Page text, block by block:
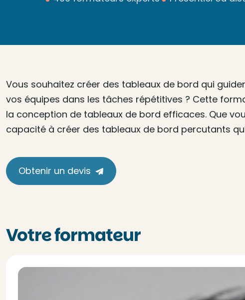
Vous souhaitez créer des tableaux de bord qui
vos équipes dans les tâches répétitives ? Cette
la conception de tableaux de bord efficaces. Que
capacité à créer des tableaux de bord percutants
Obtenir un devis
Votre formateur